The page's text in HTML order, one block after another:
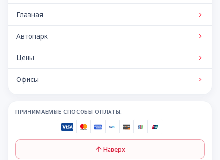
Главная
Автопарк
Цены
Офисы
ПРИНИМАЕМЫЕ СПОСОБЫ ОПЛАТЫ:
Наверх